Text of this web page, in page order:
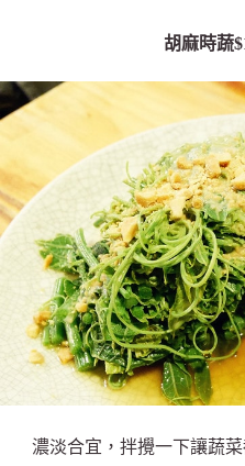
胡麻時蔬
濃淡合宜，拌攪一下讓蔬